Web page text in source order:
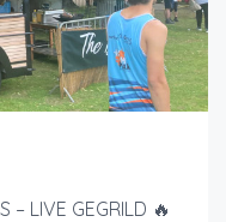
– LIVE GEGRILD 🔥